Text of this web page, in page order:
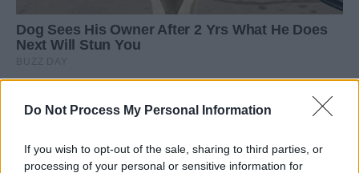
Do Not Process My Personal Information
If you wish to opt-out of the sale, sharing to third parties, or
processing of your personal or sensitive information for